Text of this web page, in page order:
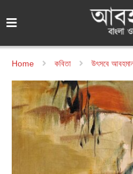
Home কবিতা উৎসবে